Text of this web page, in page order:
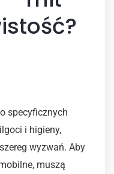
specyficznych
i higieny,
wyzwań. Aby
muszą